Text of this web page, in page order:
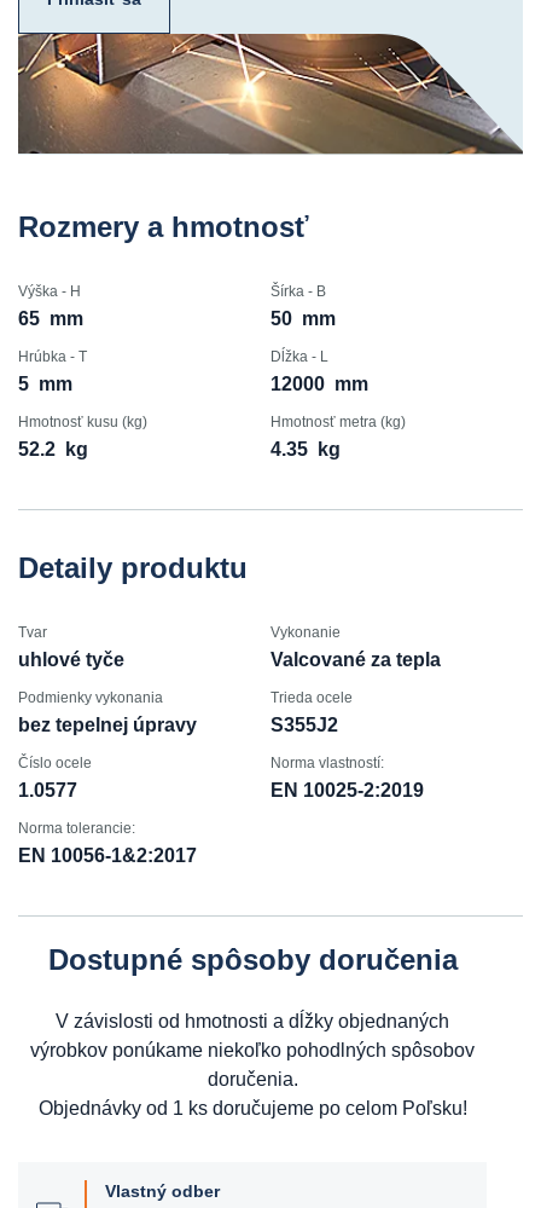
Rozmery a hmotnosť
Výška - H
65 mm
Šírka - B
50 mm
Hrúbka - T
5 mm
Dĺžka - L
12000 mm
Hmotnosť kusu (kg)
52.2 kg
Hmotnosť metra (kg)
4.35 kg
Detaily produktu
Tvar
uhlové tyče
Vykonanie
Valcované za tepla
Podmienky vykonania
bez tepelnej úpravy
Trieda ocele
S355J2
Číslo ocele
1.0577
Norma vlastností:
EN 10025-2:2019
Norma tolerancie:
EN 10056-1&2:2017
Dostupné spôsoby doručenia
V závislosti od hmotnosti a dĺžky objednaných
výrobkov ponúkame niekoľko pohodlných spôsobov
doručenia.
Objednávky od 1 ks doručujeme po celom Poľsku!
Vlastný odber